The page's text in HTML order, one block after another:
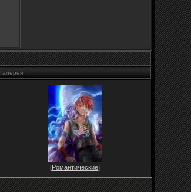
Галерея
[Романтические]